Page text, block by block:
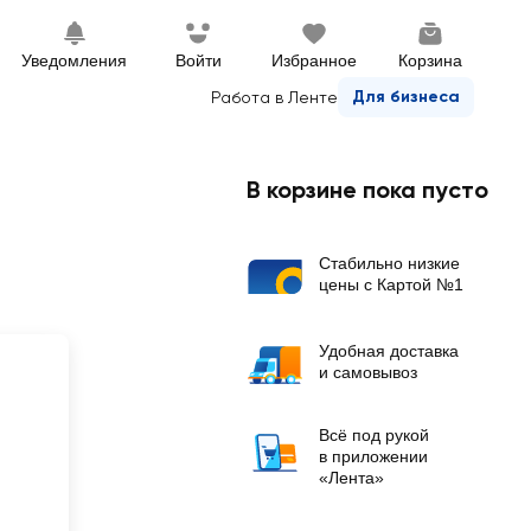
Уведомления Войти Избранное
Корзина
Работа в Ленте
Для бизнеса
В корзине пока пусто
Стабильно низкие
цены с Картой №1
Удобная доставка
и самовывоз
Всё под рукой
в приложении
«Лента»